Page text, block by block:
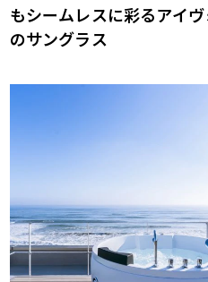
もシームレスに彩るアイヴ
のサングラス